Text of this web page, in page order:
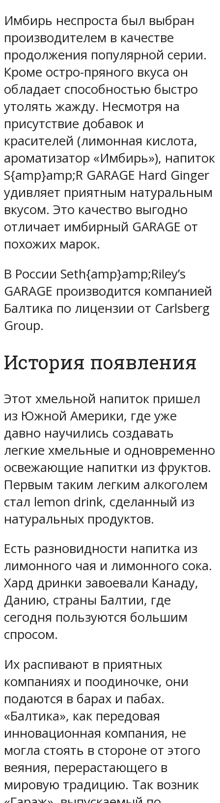
Имбирь неспроста был выбран
производителем в качестве
продолжения популярной серии.
Кроме остро-пряного вкуса он
обладает способностью быстро
утолять жажду. Несмотря на
присутствие добавок и
красителей (лимонная кислота,
ароматизатор «Имбирь»), напиток
S{amp}amp;R GARAGE Hard Ginger
удивляет приятным натуральным
вкусом. Это качество выгодно
отличает имбирный GARAGE от
похожих марок.
В России Seth{amp}amp;Riley’s
GARAGE производится компанией
Балтика по лицензии от Carlsberg
Group.
История появления
Этот хмельной напиток пришел
из Южной Америки, где уже
давно научились создавать
легкие хмельные и одновременно
освежающие напитки из фруктов.
Первым таким легким алкоголем
стал lemon drink, сделанный из
натуральных продуктов.
Есть разновидности напитка из
лимонного чая и лимонного сока.
Хард дринки завоевали Канаду,
Данию, страны Балтии, где
сегодня пользуются большим
спросом.
Их распивают в приятных
компаниях и поодиночке, они
подаются в барах и пабах.
«Балтика», как передовая
инновационная компания, не
могла стоять в стороне от этого
веяния, перерастающего в
мировую традицию. Так возник